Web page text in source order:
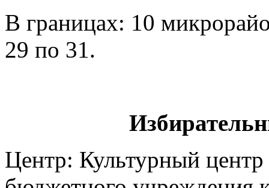
В границах: 10
29 по 31.
Центр: Культурный